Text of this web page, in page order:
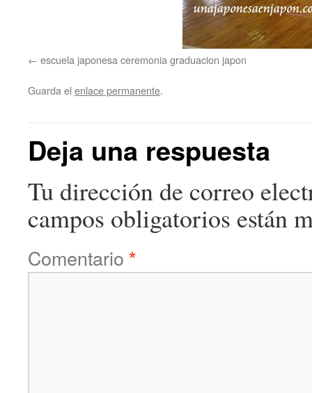
escuela japonesa ceremonia graduacion japon
Guarda el enlace permanente.
Deja una respuesta
Tu dirección de correo
campos obligatorios están
Comentario *